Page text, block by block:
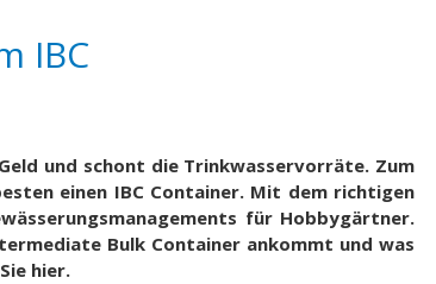
IBC
und schont die Trinkwasservorräte. Zum
einen IBC Container. Mit dem richtigen
für Hobbygärtner.
Bulk Container ankommt und was
hier.